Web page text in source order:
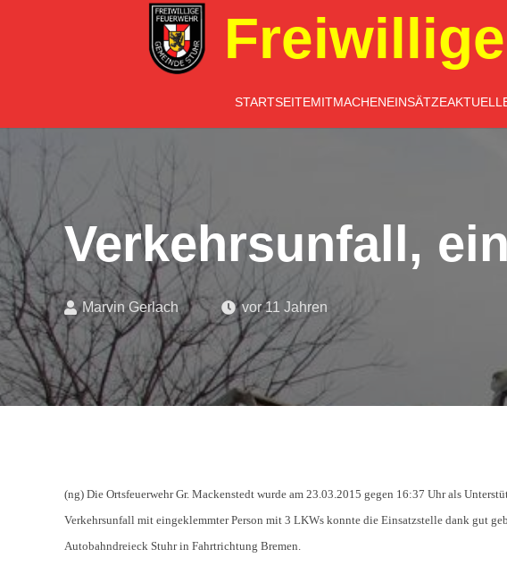
STARTSEITEMITMACHENEINSÄTZE
Verkehrsunfall,
Marvin Gerlach vor 11 Jahren
(ng) Die Ortsfeuerwehr Gr. Mackenstedt wurde am 23.03.2015 gegen 16:37 Uhr als
Verkehrsunfall mit eingeklemmter Person mit 3 LKWs konnte die Einsatzstelle dank gut
Autobahndreieck Stuhr in Fahrtrichtung Bremen.